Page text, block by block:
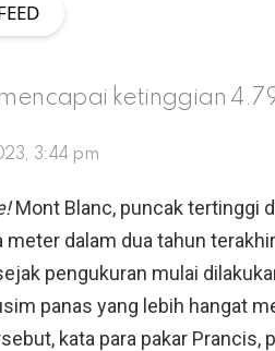
ketinggian
3:44 pm
Mont Blanc, puncak tertinggi
dalam dua tahun
pengukuran mulai
panas yang lebih hangat
kata para pakar Prancis,